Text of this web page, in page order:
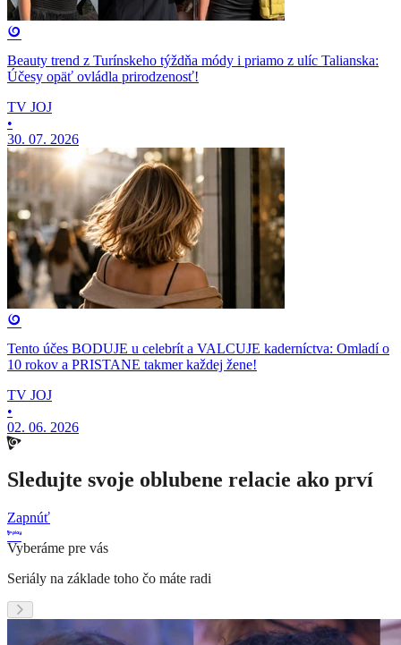
Beauty trend z Turínskeho týždňa módy i priamo z ulíc Talianska:
Účesy opäť ovládla prirodzenosť!
TV JOJ
•
30. 07. 2026
Tento účes BODUJE u celebrít a VALCUJE kaderníctva: Omladí o
10 rokov a PRISTANE takmer každej žene!
TV JOJ
•
02. 06. 2026
Sledujte svoje oblubene relacie ako prví
Zapnúť
Vyberáme pre vás
Seriály na základe toho čo máte radi